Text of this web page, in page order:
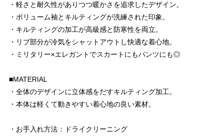
・軽さと耐久性がありつつ暖かさを追求したデザイン。
・ボリューム袖とキルティングが洗練された印象。
・キルティングの加工が高級感と防寒性を両立。
・リブ部分が冷気をシャットアウトし快適な着心地。
・ミリタリー×エレガントでスカートにもパンツにも◎
■MATERIAL
・全体のデザインに立体感をだすキルティング加工。
・本体は軽くて動きやすい着心地の良い素材。
・お手入れ方法：ドライクリーニング